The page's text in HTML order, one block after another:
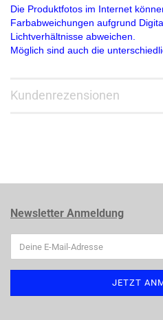
Die Produktfotos im Internet
Farbabweichungen aufgrund
Lichtverhältnisse abweichen.
Möglich sind auch die
Kundenrezensionen
Newsletter Anmeldung